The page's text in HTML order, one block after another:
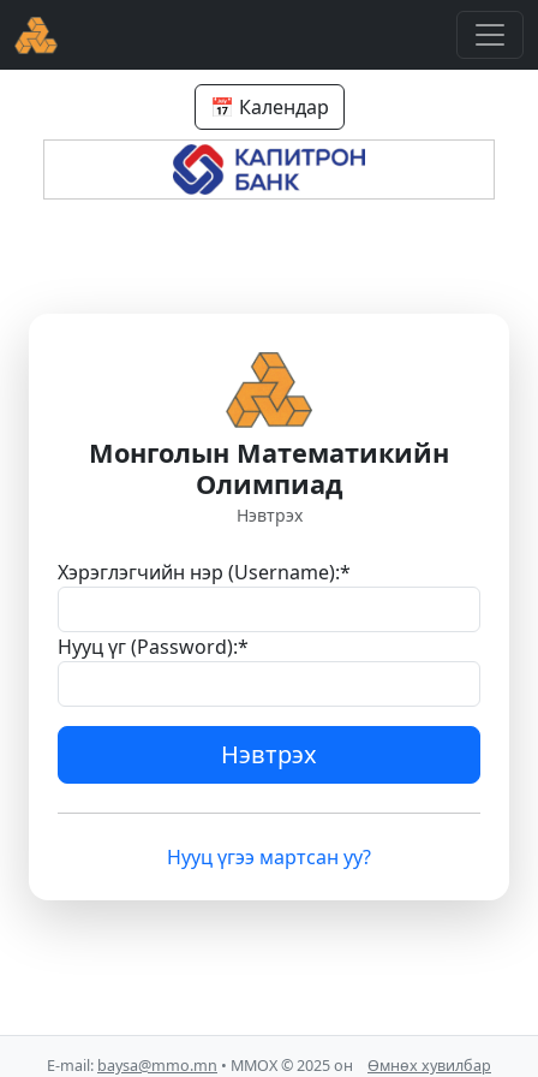
📅 Календар
Монголын Математикийн
Олимпиад
Нэвтрэх
Хэрэглэгчийн нэр (Username):*
Нууц үг (Password):*
Нэвтрэх
Нууц үгээ мартсан уу?
E-mail: baysa@mmo.mn • ММОХ © 2025 он Өмнөх хувилбар